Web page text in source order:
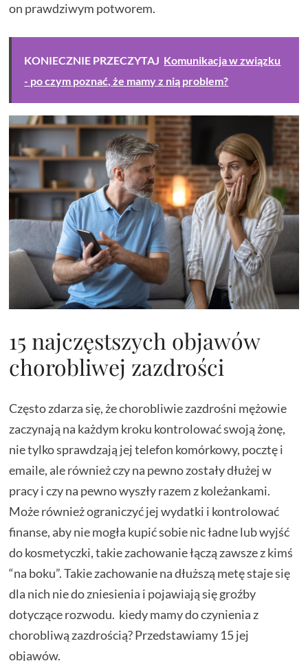
on prawdziwym potworem.
KONIECZNIE PRZECZYTAJ Komunikacja w związku
- po czym poznać, że mamy z nią problem?
15 najczęstszych objawów
chorobliwej zazdrości
Często zdarza się, że chorobliwie zazdrośni mężowie
zaczynają na każdym kroku kontrolować swoją żonę,
nie tylko sprawdzają jej telefon komórkowy, pocztę i
emaile, ale również czy na pewno zostały dłużej w
pracy i czy na pewno wyszły razem z koleżankami.
Może również ograniczyć jej wydatki i kontrolować
finanse, aby nie mogła kupić sobie nic ładne lub wyjść
do kosmetyczki, takie zachowanie łączą zawsze z kimś
“na boku”. Takie zachowanie na dłuższą metę staje się
dla nich nie do zniesienia i pojawiają się groźby
dotyczące rozwodu. kiedy mamy do czynienia z
chorobliwą zazdrością? Przedstawiamy 15 jej
objawów.